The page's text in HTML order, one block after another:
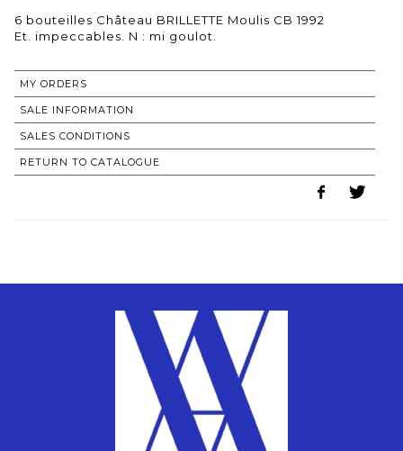
6 bouteilles Château BRILLETTE Moulis CB 1992
MY ORDERS
SALE INFORMATION
SALES CONDITIONS
RETURN TO CATALOGUE